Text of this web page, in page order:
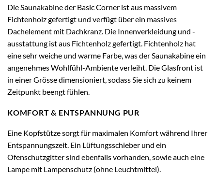
Die Saunakabine der Basic Corner ist aus massivem
Fichtenholz gefertigt und verfügt über ein massives
Dachelement mit Dachkranz. Die Innenverkleidung und -
ausstattung ist aus Fichtenholz gefertigt. Fichtenholz hat
eine sehr weiche und warme Farbe, was der Saunakabine ein
angenehmes Wohlfühl-Ambiente verleiht. Die Glasfront ist
in einer Grösse dimensioniert, sodass Sie sich zu keinem
Zeitpunkt beengt fühlen.
KOMFORT & ENTSPANNUNG PUR
Eine Kopfstütze sorgt für maximalen Komfort während Ihrer
Entspannungszeit. Ein Lüftungsschieber und ein
Ofenschutzgitter sind ebenfalls vorhanden, sowie auch eine
Lampe mit Lampenschutz (ohne Leuchtmittel).